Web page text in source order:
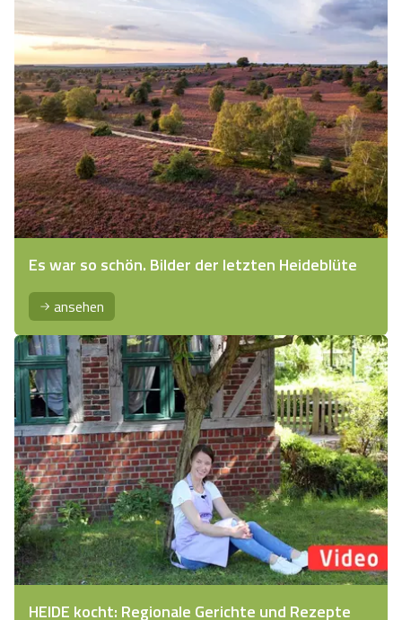
Es war so schön. Bilder der letzten Heideblüte
ansehen
HEIDE kocht: Regionale Gerichte und Rezepte